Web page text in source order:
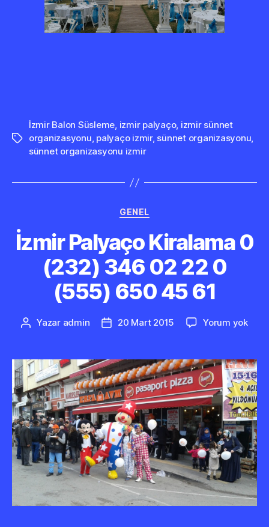
Etiketler
İzmir Balon Süsleme, izmir palyaço, izmir sünnet
organizasyonu, palyaço izmir, sünnet organizasyonu,
sünnet organizasyonu izmir
Kategoriler
GENEL
İzmir Palyaço Kiralama 0
(232) 346 02 22 0
(555) 650 45 61
Yazının
Yazar admin
Yazı20 Mart 2015 Yorum yokİzmir
0
346
02
22
0
650
45
61